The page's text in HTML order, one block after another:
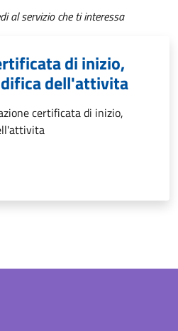
al servizio che ti interessa
di inizio,
dell'attivita
certificata di inizio,